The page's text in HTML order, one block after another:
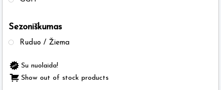
Sezoniškumas
Ruduo / Žiema
Su nuolaida!
Show out of stock products